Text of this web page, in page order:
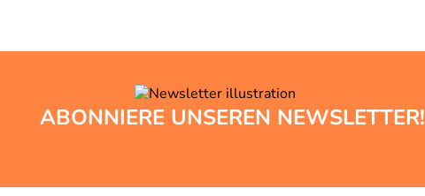
ABONNIERE UNSEREN NEWSLETTER!